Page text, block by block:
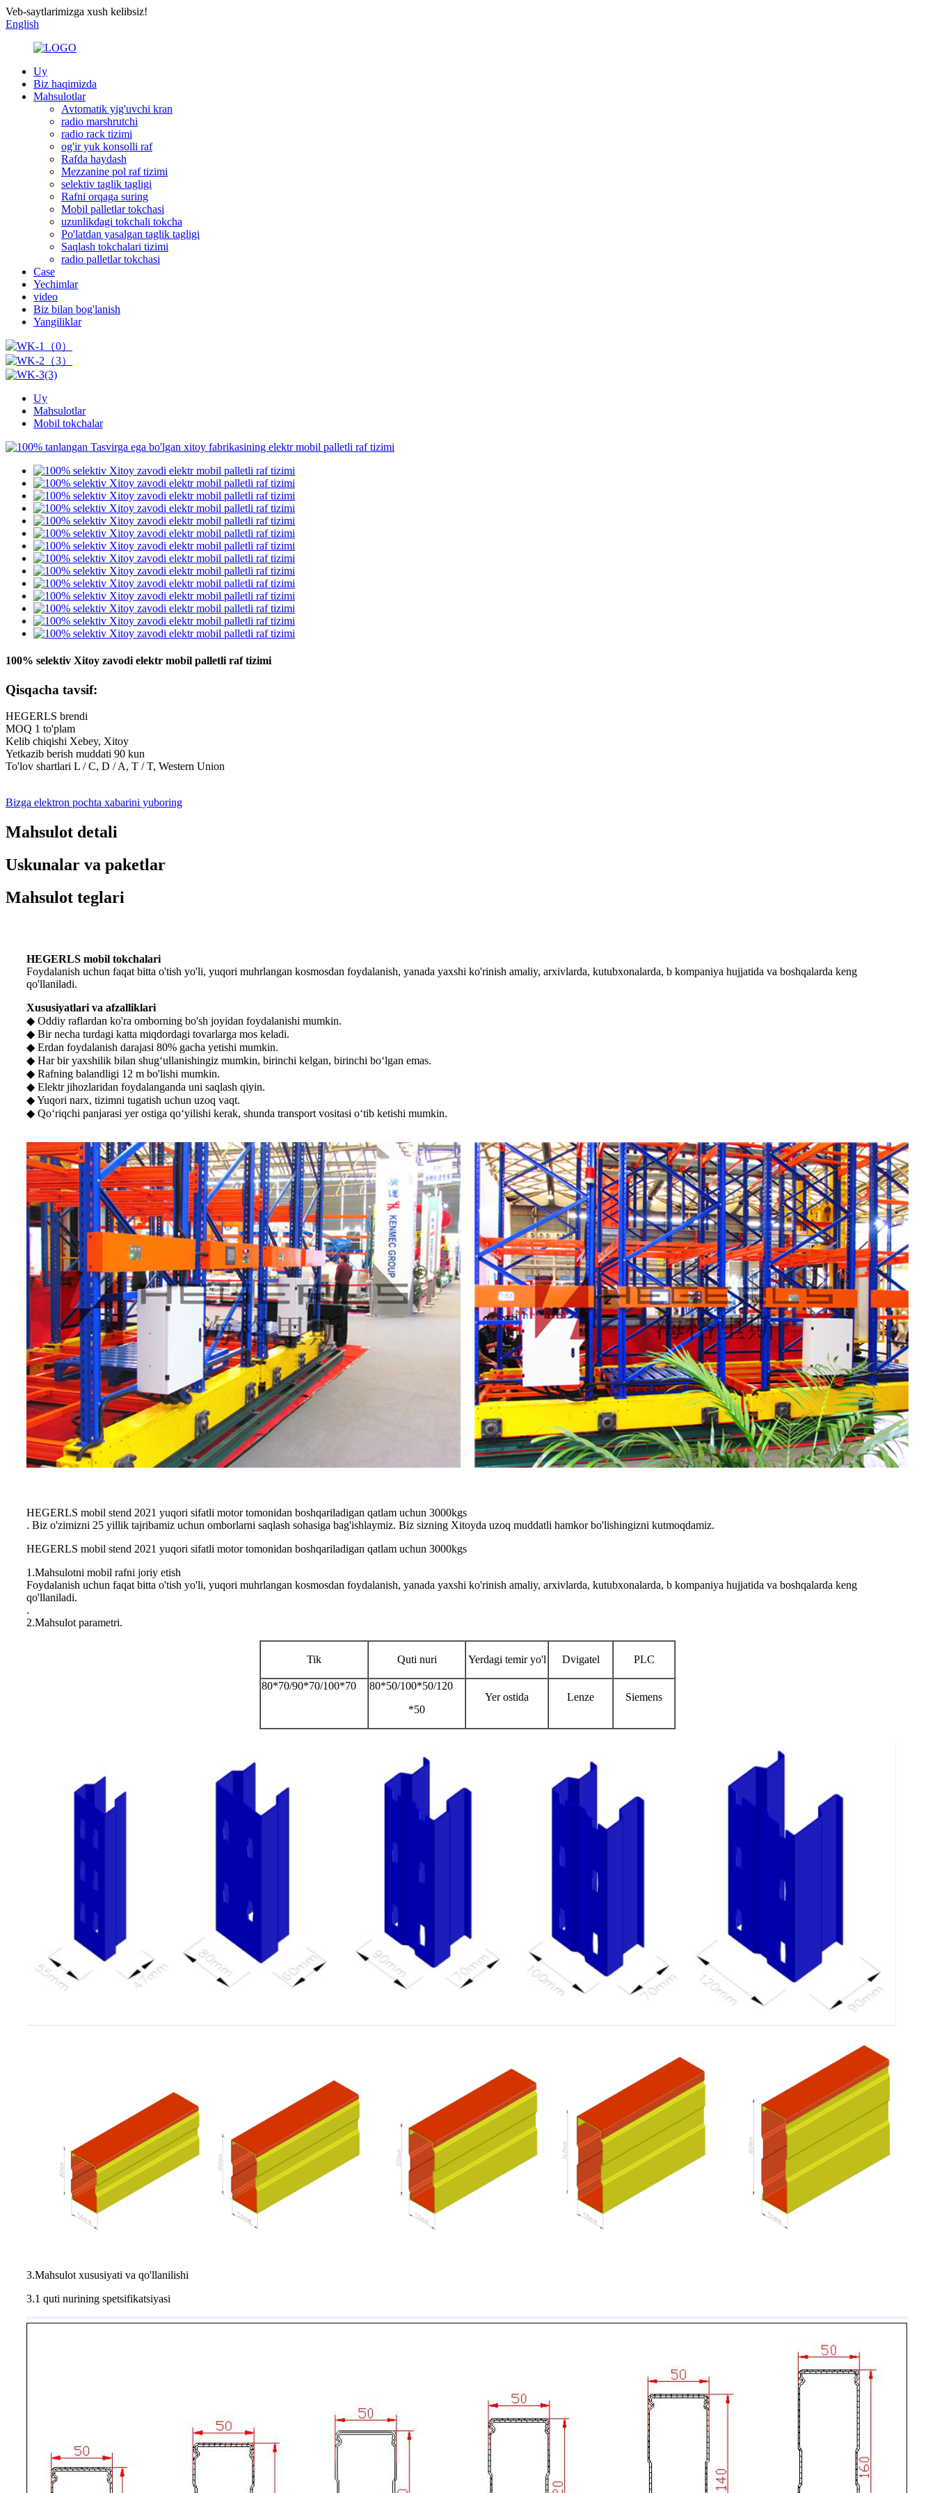
Veb-saytlarimizga xush kelibsiz!
English
Uy
Biz haqimizda
Mahsulotlar
Avtomatik yig'uvchi kran
radio marshrutchi
radio rack tizimi
og'ir yuk konsolli raf
Rafda haydash
Mezzanine pol raf tizimi
selektiv taglik tagligi
Rafni orqaga suring
Mobil palletlar tokchasi
uzunlikdagi tokchali tokcha
Po'latdan yasalgan taglik tagligi
Saqlash tokchalari tizimi
radio palletlar tokchasi
Case
Yechimlar
video
Biz bilan bog'lanish
Yangiliklar
Uy
Mahsulotlar
Mobil tokchalar
100% selektiv Xitoy zavodi elektr mobil palletli raf tizimi
Qisqacha tavsif:
HEGERLS brendi
MOQ 1 to'plam
Kelib chiqishi Xebey, Xitoy
Yetkazib berish muddati 90 kun
To'lov shartlari L / C, D / A, T / T, Western Union
Bizga elektron pochta xabarini yuboring
Mahsulot detali
Uskunalar va paketlar
Mahsulot teglari
HEGERLS mobil tokchalari
Foydalanish uchun faqat bitta o'tish yo'li, yuqori muhrlangan kosmosdan foydalanish, yanada yaxshi ko'rinish amaliy, arxivlarda, kutubxonalarda, b kompaniya hujjatida va boshqalarda keng
qo'llaniladi.
Xususiyatlari va afzalliklari
◆ Oddiy raflardan ko'ra omborning bo'sh joyidan foydalanishi mumkin.
◆ Bir necha turdagi katta miqdordagi tovarlarga mos keladi.
◆ Erdan foydalanish darajasi 80% gacha yetishi mumkin.
◆ Har bir yaxshilik bilan shugʻullanishingiz mumkin, birinchi kelgan, birinchi boʻlgan emas.
◆ Rafning balandligi 12 m bo'lishi mumkin.
◆ Elektr jihozlaridan foydalanganda uni saqlash qiyin.
◆ Yuqori narx, tizimni tugatish uchun uzoq vaqt.
◆ Qoʻriqchi panjarasi yer ostiga qoʻyilishi kerak, shunda transport vositasi oʻtib ketishi mumkin.
HEGERLS mobil stend 2021 yuqori sifatli motor tomonidan boshqariladigan qatlam uchun 3000kgs
. Biz o'zimizni 25 yillik tajribamiz uchun omborlarni saqlash sohasiga bag'ishlaymiz. Biz sizning Xitoyda uzoq muddatli hamkor bo'lishingizni kutmoqdamiz.
HEGERLS mobil stend 2021 yuqori sifatli motor tomonidan boshqariladigan qatlam uchun 3000kgs
1.Mahsulotni mobil rafni joriy etish
Foydalanish uchun faqat bitta o'tish yo'li, yuqori muhrlangan kosmosdan foydalanish, yanada yaxshi ko'rinish amaliy, arxivlarda, kutubxonalarda, b kompaniya hujjatida va boshqalarda keng
qo'llaniladi.
.
2.Mahsulot parametri.
Tik Quti nuri Yerdagi temir yo'l Dvigatel PLC
80*70/90*70/100*70
80*50/100*50/120
*50
Yer ostida Lenze Siemens
3.Mahsulot xususiyati va qo'llanilishi
3.1 quti nurining spetsifikatsiyasi